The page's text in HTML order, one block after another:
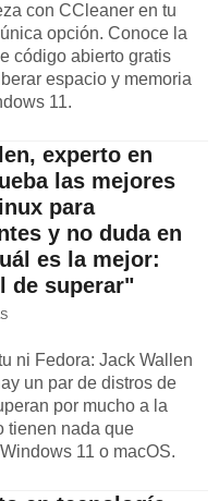
con CCleaner en tu
opción. Conoce la
código abierto gratis
espacio y memoria
11.
experto en
las mejores
para
y no duda en
es la mejor:
de superar"
ni Fedora: Jack Wallen
un par de distros de
por mucho a la
tienen nada que
11 o macOS.